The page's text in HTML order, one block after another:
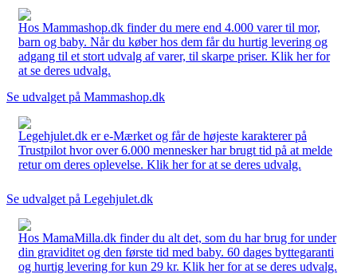
Hos Mammashop.dk finder du mere end 4.000 varer til mor,
barn og baby. Når du køber hos dem får du hurtig levering og
adgang til et stort udvalg af varer, til skarpe priser. Klik her for
at se deres udvalg.
Se udvalget på Mammashop.dk
Legehjulet.dk er e-Mærket og får de højeste karakterer på
Trustpilot hvor over 6.000 mennesker har brugt tid på at melde
retur om deres oplevelse. Klik her for at se deres udvalg.
Se udvalget på Legehjulet.dk
Hos MamaMilla.dk finder du alt det, som du har brug for under
din graviditet og den første tid med baby. 60 dages byttegaranti
og hurtig levering for kun 29 kr. Klik her for at se deres udvalg.